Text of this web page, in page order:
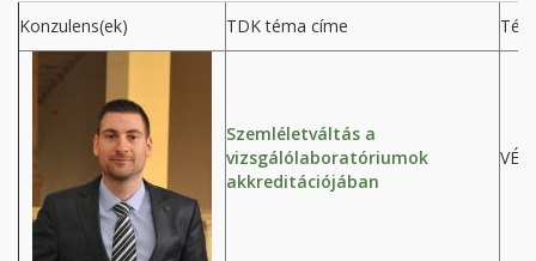
Konzulens(ek) TDK téma címe
Szemléletváltás a
vizsgálólaboratóriumok
akkreditációjában